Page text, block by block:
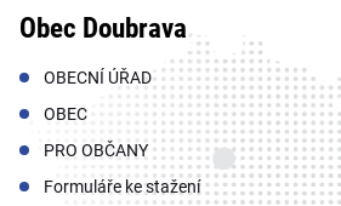
Obec Doubrava
OBECNÍ ÚŘAD
OBEC
PRO OBČANY
Formuláře ke stažení